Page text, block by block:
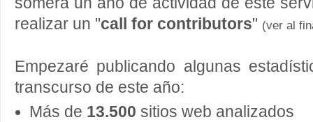
realizar un "call for contributors" (ver al
Empezaré publicando algunas
transcurso de este año:
Más de 13.500 sitios web analizados